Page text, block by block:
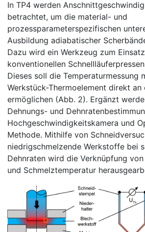
In TP4 werden
betrachtet, um die material- und
prozessparameterspezifischen
Ausbildung adiabatischer
Dazu wird ein Werkzeug zum
konventionellen
Dieses soll die Temperaturmessung
Werkstück-Thermoelement direkt an
ermöglichen (Abb. 2). Ergänzt
Dehnungs- und
Hochgeschwindigkeitskamera und
Methode. Mithilfe von
niedrigschmelzende Werkstoffe bei
Dehnraten wird die Verknüpfung
und Schmelztemperatur